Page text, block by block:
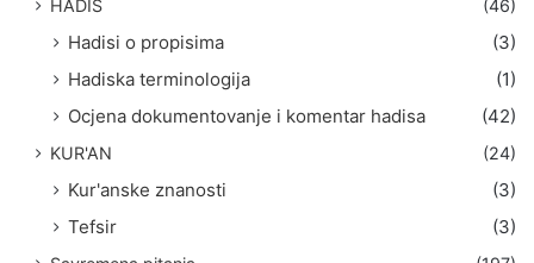
HADIS (46)
Hadisi o propisima
(3)
Hadiska terminologija
(1)
Ocjena dokumentovanje i komentar hadisa
(42)
KUR'AN (24)
Kur'anske znanosti
(3)
Tefsir
(3)